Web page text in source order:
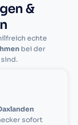
&
echte
bei der
sofort